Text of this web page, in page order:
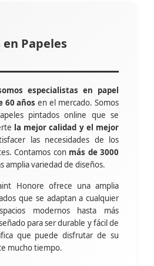
Papeles
especialistas en papel
60 años en el mercado. Somos
pintados online que se
la mejor calidad y el mejor
las necesidades de los
Contamos con más de 3000
amplia variedad de diseños.
Honore ofrece una amplia
que se adaptan a cualquier
modernos hasta más
para ser durable y fácil de
que puede disfrutar de su
mucho tiempo.